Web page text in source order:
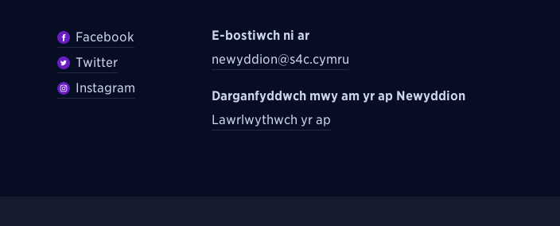
Facebook
Twitter
Instagram
E-bostiwch ni ar
newyddion@s4c.cymru
Darganfyddwch mwy am yr ap Newyddion
Lawrlwythwch yr ap